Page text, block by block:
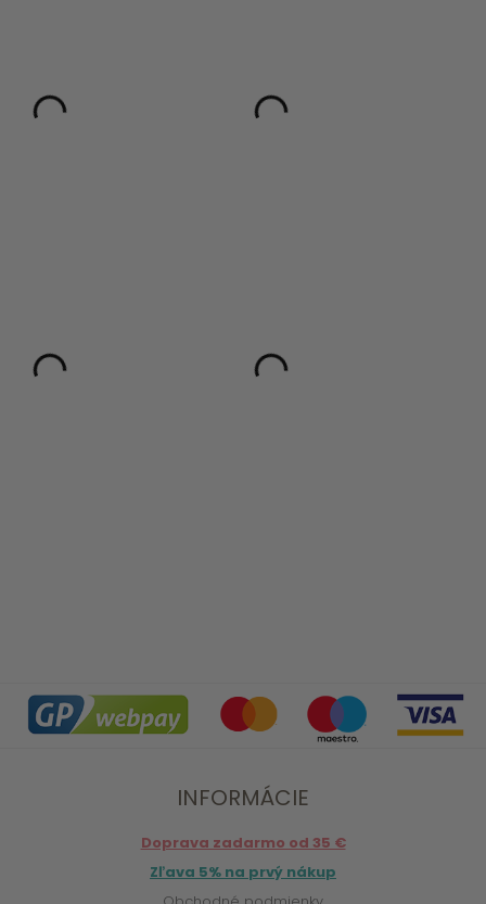
INFORMÁCIE
Doprava zadarmo od 35 €
Zľava 5% na prvý nákup